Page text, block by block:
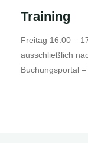
Training
Freitag 16:00 –
ausschließlich
Buchungsportal –